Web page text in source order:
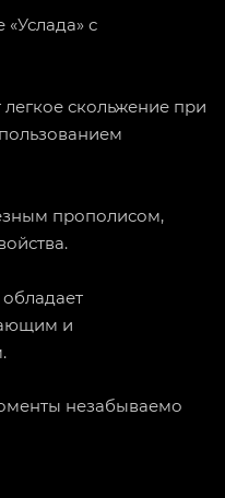
с
скольжение при
прополисом,
и
незабываемо